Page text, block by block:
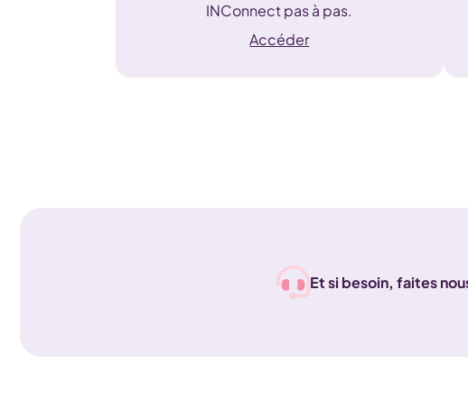
INConnect pas à pas.
Accéder
Et si besoin, faites